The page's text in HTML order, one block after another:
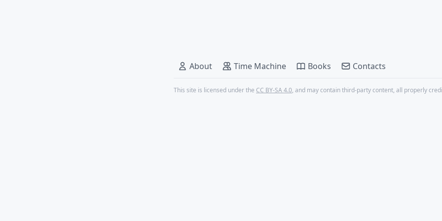
About Time Machine Books Contacts
This site is licensed under the CC BY-SA 4.0, and may contain third-party content, all properly